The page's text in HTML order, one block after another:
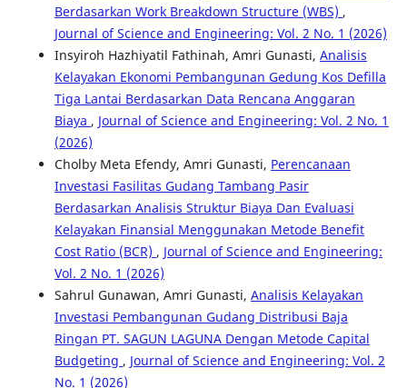
Berdasarkan Work Breakdown Structure (WBS) ,
Journal of Science and Engineering: Vol. 2 No. 1 (2026)
Insyiroh Hazhiyatil Fathinah, Amri Gunasti, Analisis
Kelayakan Ekonomi Pembangunan Gedung Kos Defilla
Tiga Lantai Berdasarkan Data Rencana Anggaran
Biaya , Journal of Science and Engineering: Vol. 2 No. 1
(2026)
Cholby Meta Efendy, Amri Gunasti, Perencanaan
Investasi Fasilitas Gudang Tambang Pasir
Berdasarkan Analisis Struktur Biaya Dan Evaluasi
Kelayakan Finansial Menggunakan Metode Benefit
Cost Ratio (BCR) , Journal of Science and Engineering:
Vol. 2 No. 1 (2026)
Sahrul Gunawan, Amri Gunasti, Analisis Kelayakan
Investasi Pembangunan Gudang Distribusi Baja
Ringan PT. SAGUN LAGUNA Dengan Metode Capital
Budgeting , Journal of Science and Engineering: Vol. 2
No. 1 (2026)